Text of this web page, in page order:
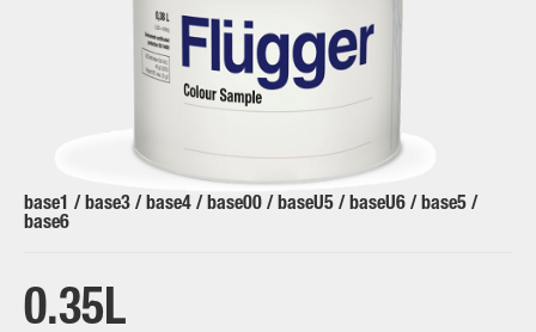
base1 / base3 / base4 / base00 / baseU5 / baseU6 / base5 /
base6
0.35L